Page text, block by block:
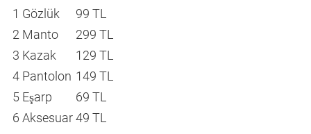
1 Gözlük
99 TL
2 Manto
299 TL
3 Kazak
129 TL
4 Pantolon 149 TL
5 Eşarp
69 TL
6 Aksesuar49 TL